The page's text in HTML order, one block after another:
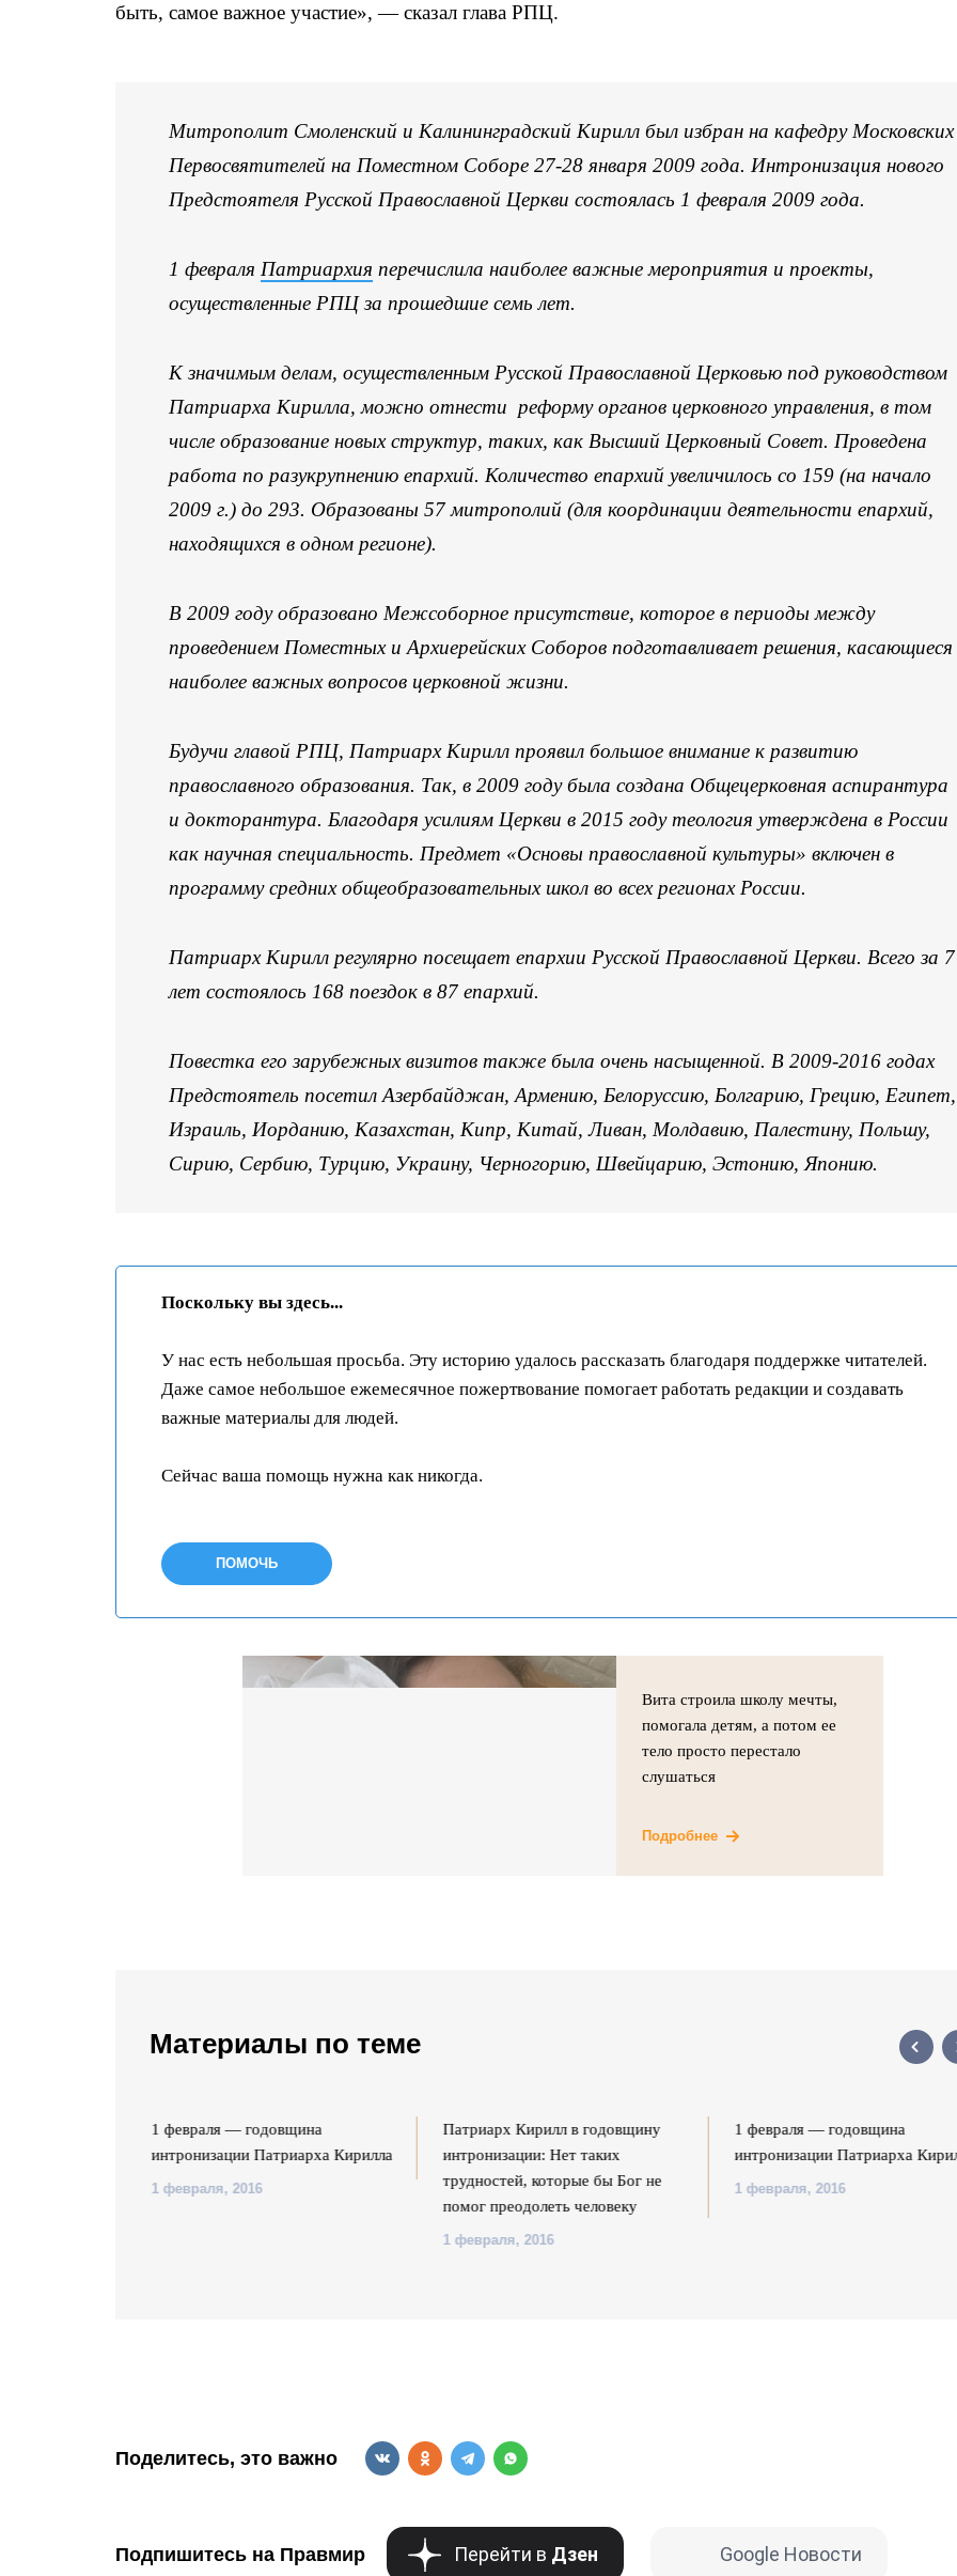
быть, самое важное участие», — сказал глава РПЦ.
Митрополит Смоленский и Калининградский Кирилл был избран на кафедру Московских
Первосвятителей на Поместном Соборе 27-28 января 2009 года. Интронизация нового
Предстоятеля Русской Православной Церкви состоялась 1 февраля 2009 года.
1 февраля Патриархия перечислила наиболее важные мероприятия и проекты,
осуществленные РПЦ за прошедшие семь лет.
К значимым делам, осуществленным Русской Православной Церковью под руководством
Патриарха Кирилла, можно отнести реформу органов церковного управления, в том
числе образование новых структур, таких, как Высший Церковный Совет. Проведена
работа по разукрупнению епархий. Количество епархий увеличилось со 159 (на начало
2009 г.) до 293. Образованы 57 митрополий (для координации деятельности епархий,
находящихся в одном регионе).
В 2009 году образовано Межсоборное присутствие, которое в периоды между
проведением Поместных и Архиерейских Соборов подготавливает решения, касающиеся
наиболее важных вопросов церковной жизни.
Будучи главой РПЦ, Патриарх Кирилл проявил большое внимание к развитию
православного образования. Так, в 2009 году была создана Общецерковная аспирантура
и докторантура. Благодаря усилиям Церкви в 2015 году теология утверждена в России
как научная специальность. Предмет «Основы православной культуры» включен в
программу средних общеобразовательных школ во всех регионах России.
Патриарх Кирилл регулярно посещает епархии Русской Православной Церкви. Всего за 7
лет состоялось 168 поездок в 87 епархий.
Повестка его зарубежных визитов также была очень насыщенной. В 2009-2016 годах
Предстоятель посетил Азербайджан, Армению, Белоруссию, Болгарию, Грецию, Египет,
Израиль, Иорданию, Казахстан, Кипр, Китай, Ливан, Молдавию, Палестину, Польшу,
Сирию, Сербию, Турцию, Украину, Черногорию, Швейцарию, Эстонию, Японию.
Поскольку вы здесь...
У нас есть небольшая просьба. Эту историю удалось рассказать благодаря поддержке читателей.
Даже самое небольшое ежемесячное пожертвование помогает работать редакции и создавать
важные материалы для людей.
Сейчас ваша помощь нужна как никогда.
ПОМОЧЬ
Вита строила школу мечты,
помогала детям, а потом ее
тело просто перестало
слушаться
Подробнее
Материалы по теме
1 февраля — годовщина
интронизации Патриарха Кирилла
1 февраля, 2016
Патриарх Кирилл в годовщину
интронизации: Нет таких
трудностей, которые бы Бог не
помог преодолеть человеку
1 февраля, 2016
1 февраля — годовщина
интронизации Патриарха
1 февраля, 2016
Поделитесь, это важно
Подпишитесь на Правмир Перейти в Дзен Google Новости